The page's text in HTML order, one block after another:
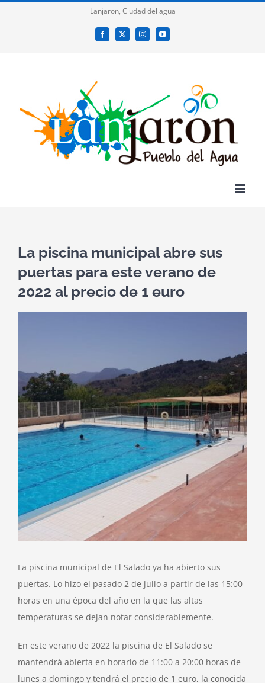
Lanjaron, Ciudad del agua
Facebook
X InstagramYouTube
La piscina municipal abre sus
puertas para este verano de
2022 al precio de 1 euro
grande
La piscina municipal de El Salado ya ha abierto sus
puertas. Lo hizo el pasado 2 de julio a partir de las 15:00
horas en una época del año en la que las altas
temperaturas se dejan notar considerablemente.
En este verano de 2022 la piscina de El Salado se
mantendrá abierta en horario de 11:00 a 20:00 horas de
lunes a domingo y tendrá el precio de 1 euro, la conocida